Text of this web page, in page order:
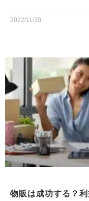
2022/11/30
物販は成功する？